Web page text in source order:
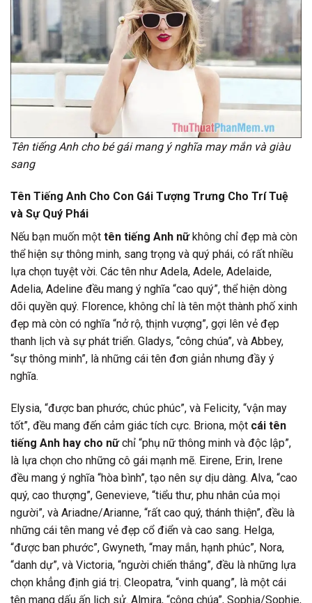
Tên tiếng Anh cho bé gái mang ý nghĩa may mắn và giàu
sang
Tên Tiếng Anh Cho Con Gái Tượng Trưng Cho Trí Tuệ
và Sự Quý Phái
Nếu bạn muốn một tên tiếng Anh nữkhông chỉ đẹp mà còn
thể hiện sự thông minh, sang trọng và quý phái, có rất nhiều
lựa chọn tuyệt vời. Các tên như Adela, Adele, Adelaide,
Adelia, Adeline đều mang ý nghĩa “cao quý”, thể hiện dòng
dõi quyền quý. Florence, không chỉ là tên một thành phố xinh
đẹp mà còn có nghĩa “nở rộ, thịnh vượng”, gợi lên vẻ đẹp
thanh lịch và sự phát triển. Gladys, “công chúa”, và Abbey,
“sự thông minh”, là những cái tên đơn giản nhưng đầy ý
nghĩa.
Elysia, “được ban phước, chúc phúc”, và Felicity, “vận may
tốt”, đều mang đến cảm giác tích cực. Briona, một cái tên
tiếng Anh hay cho nữchỉ “phụ nữ thông minh và độc lập”,
là lựa chọn cho những cô gái mạnh mẽ. Eirene, Erin, Irene
đều mang ý nghĩa “hòa bình”, tạo nên sự dịu dàng. Alva, “cao
quý, cao thượng”, Genevieve, “tiểu thư, phu nhân của mọi
người”, và Ariadne/Arianne, “rất cao quý, thánh thiện”, đều là
những cái tên mang vẻ đẹp cổ điển và cao sang. Helga,
“được ban phước”, Gwyneth, “may mắn, hạnh phúc”, Nora,
“danh dự”, và Victoria, “người chiến thắng”, đều là những lựa
chọn khẳng định giá trị. Cleopatra, “vinh quang”, là một cái
tên mang dấu ấn lịch sử. Almira, “công chúa”, Sophia/Sophie,